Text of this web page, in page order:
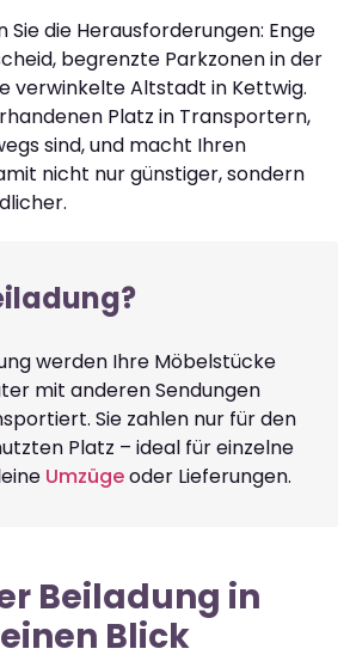
Sie die Herausforderungen: Enge
begrenzte Parkzonen in der
verwinkelte Altstadt in Kettwig.
Platz in Transportern,
sind, und macht Ihren
nicht nur günstiger, sondern
werden Ihre Möbelstücke
mit anderen Sendungen
Sie zahlen nur für den
Platz – ideal für einzelne
Umzügeoder Lieferungen.
Beiladung in
Blick